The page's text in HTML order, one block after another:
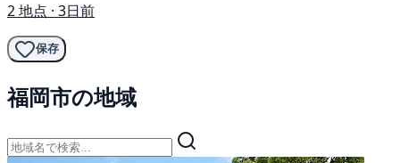
2 地点 · 3日前
保存
福岡市の地域